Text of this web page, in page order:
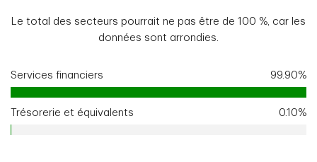
Le total des secteurs pourrait ne pas être de 100 %, car les
données sont arrondies.
Services financiers 99.90%
Trésorerie et équivalents 0.10%